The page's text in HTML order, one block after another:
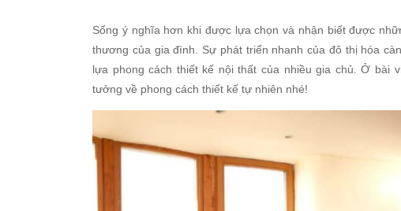
Sống ý nghĩa hơn khi được lựa chọn và nhận biết được
thương của gia đình. Sự phát triển nhanh của đô thị hóa
lựa phong cách thiết kế nội thất của nhiều gia chủ. Ở bài
tưởng về phong cách thiết kế tự nhiên nhé!